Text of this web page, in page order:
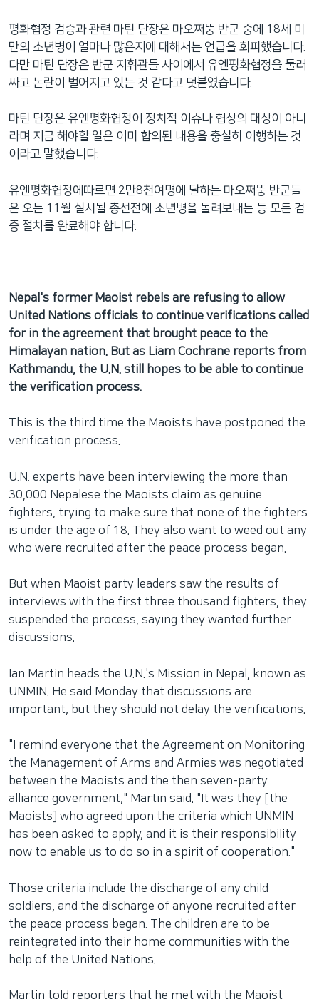
평화협정 검증과 관련 마틴 단장은 마오쩌뚱 반군 중에 18세 미
만의 소년병이 얼마나 많은지에 대해서는 언급을 회피했습니다.
다만 마틴 단장은 반군 지휘관들 사이에서 유엔평화협정을 둘러
싸고 논란이 벌어지고 있는 것 같다고 덧붙였습니다.
마틴 단장은 유엔평화협정이 정치적 이슈나 협상의 대상이 아니
라며 지금 해야할 일은 이미 합의된 내용을 충실히 이행하는 것
이라고 말했습니다.
유엔평화협정에따르면 2만8천여명에 달하는 마오쩌뚱 반군들
은 오는 11월 실시될 총선전에 소년병을 돌려보내는 등 모든 검
증 절차를 완료해야 합니다.
Nepal's former Maoist rebels are refusing to allow
United Nations officials to continue verifications called
for in the agreement that brought peace to the
Himalayan nation. But as Liam Cochrane reports from
Kathmandu, the U.N. still hopes to be able to continue
the verification process.
This is the third time the Maoists have postponed the
verification process.
U.N. experts have been interviewing the more than
30,000 Nepalese the Maoists claim as genuine
fighters, trying to make sure that none of the fighters
is under the age of 18. They also want to weed out any
who were recruited after the peace process began.
But when Maoist party leaders saw the results of
interviews with the first three thousand fighters, they
suspended the process, saying they wanted further
discussions.
Ian Martin heads the U.N.'s Mission in Nepal, known as
UNMIN. He said Monday that discussions are
important, but they should not delay the verifications.
"I remind everyone that the Agreement on Monitoring
the Management of Arms and Armies was negotiated
between the Maoists and the then seven-party
alliance government," Martin said. "It was they [the
Maoists] who agreed upon the criteria which UNMIN
has been asked to apply, and it is their responsibility
now to enable us to do so in a spirit of cooperation."
Those criteria include the discharge of any child
soldiers, and the discharge of anyone recruited after
the peace process began. The children are to be
reintegrated into their home communities with the
help of the United Nations.
Martin told reporters that he met with the Maoist